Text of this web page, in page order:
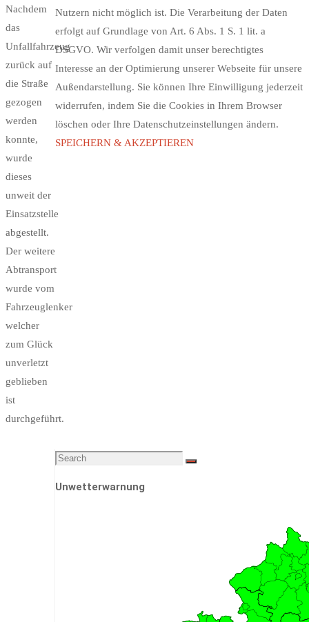
Nachdem
das
Unfallfahrzeug
zurück auf
die Straße
gezogen
werden
konnte,
wurde
dieses
unweit der
Einsatzstelle
abgestellt.
Der weitere
Abtransport
wurde vom
Fahrzeuglenker
welcher
zum Glück
unverletzt
geblieben
ist
durchgeführt.
Search
Search
Unwetterwarnung
Nutzern nicht möglich ist. Die Verarbeitung der Daten
erfolgt auf Grundlage von Art. 6 Abs. 1 S. 1 lit. a
DSGVO. Wir verfolgen damit unser berechtigtes
Interesse an der Optimierung unserer Webseite für unsere
Außendarstellung. Sie können Ihre Einwilligung jederzeit
widerrufen, indem Sie die Cookies in Ihrem Browser
löschen oder Ihre Datenschutzeinstellungen ändern.
SPEICHERN & AKZEPTIEREN